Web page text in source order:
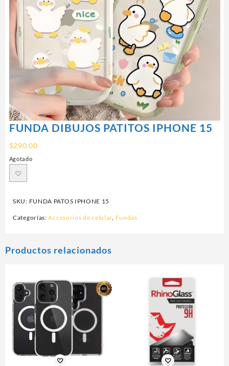
FUNDA DIBUJOS PATITOS IPHONE 15
$290.00
Agotado
SKU: FUNDA PATOS IPHONE 15
Categorías:Accesorios de celular, Fundas
Productos relacionados